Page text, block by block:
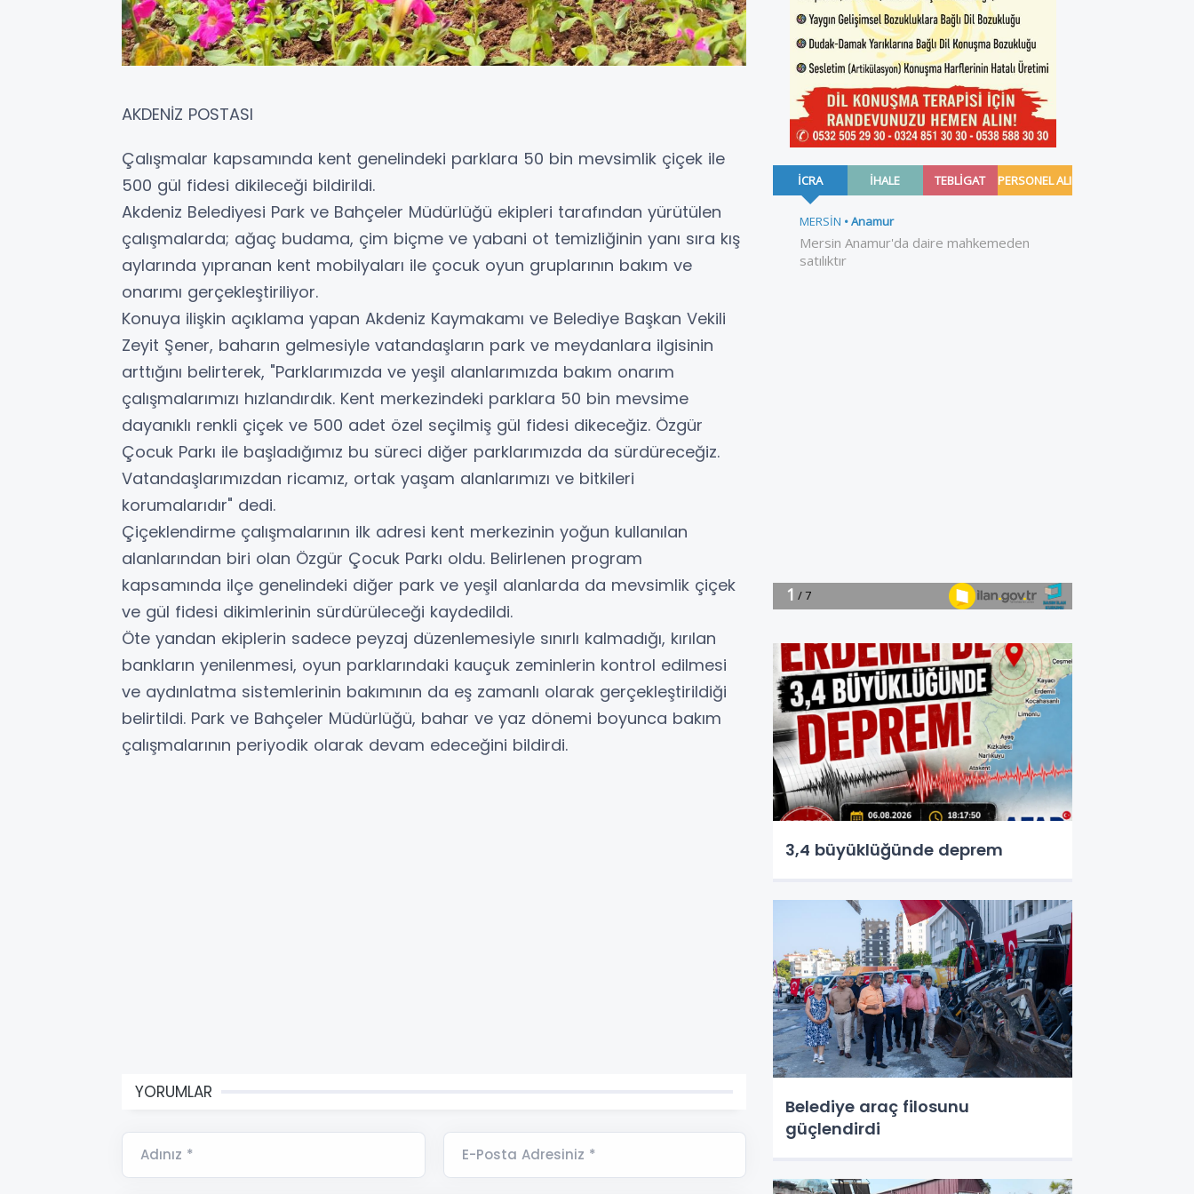
AKDENİZ POSTASI
Çalışmalar kapsamında kent genelindeki parklara 50 bin mevsimlik çiçek ile
500 gül fidesi dikileceği bildirildi.
Akdeniz Belediyesi Park ve Bahçeler Müdürlüğü ekipleri tarafından yürütülen
çalışmalarda; ağaç budama, çim biçme ve yabani ot temizliğinin yanı sıra kış
aylarında yıpranan kent mobilyaları ile çocuk oyun gruplarının bakım ve
onarımı gerçekleştiriliyor.
Konuya ilişkin açıklama yapan Akdeniz Kaymakamı ve Belediye Başkan Vekili
Zeyit Şener, baharın gelmesiyle vatandaşların park ve meydanlara ilgisinin
arttığını belirterek, "Parklarımızda ve yeşil alanlarımızda bakım onarım
çalışmalarımızı hızlandırdık. Kent merkezindeki parklara 50 bin mevsime
dayanıklı renkli çiçek ve 500 adet özel seçilmiş gül fidesi dikeceğiz. Özgür
Çocuk Parkı ile başladığımız bu süreci diğer parklarımızda da sürdüreceğiz.
Vatandaşlarımızdan ricamız, ortak yaşam alanlarımızı ve bitkileri
korumalarıdır" dedi.
Çiçeklendirme çalışmalarının ilk adresi kent merkezinin yoğun kullanılan
alanlarından biri olan Özgür Çocuk Parkı oldu. Belirlenen program
kapsamında ilçe genelindeki diğer park ve yeşil alanlarda da mevsimlik çiçek
ve gül fidesi dikimlerinin sürdürüleceği kaydedildi.
Öte yandan ekiplerin sadece peyzaj düzenlemesiyle sınırlı kalmadığı, kırılan
bankların yenilenmesi, oyun parklarındaki kauçuk zeminlerin kontrol edilmesi
ve aydınlatma sistemlerinin bakımının da eş zamanlı olarak gerçekleştirildiği
belirtildi. Park ve Bahçeler Müdürlüğü, bahar ve yaz dönemi boyunca bakım
çalışmalarının periyodik olarak devam edeceğini bildirdi.
YORUMLAR
Adınız * E-Posta Adresiniz *
3,4 büyüklüğünde deprem
Belediye araç filosunu
güçlendirdi